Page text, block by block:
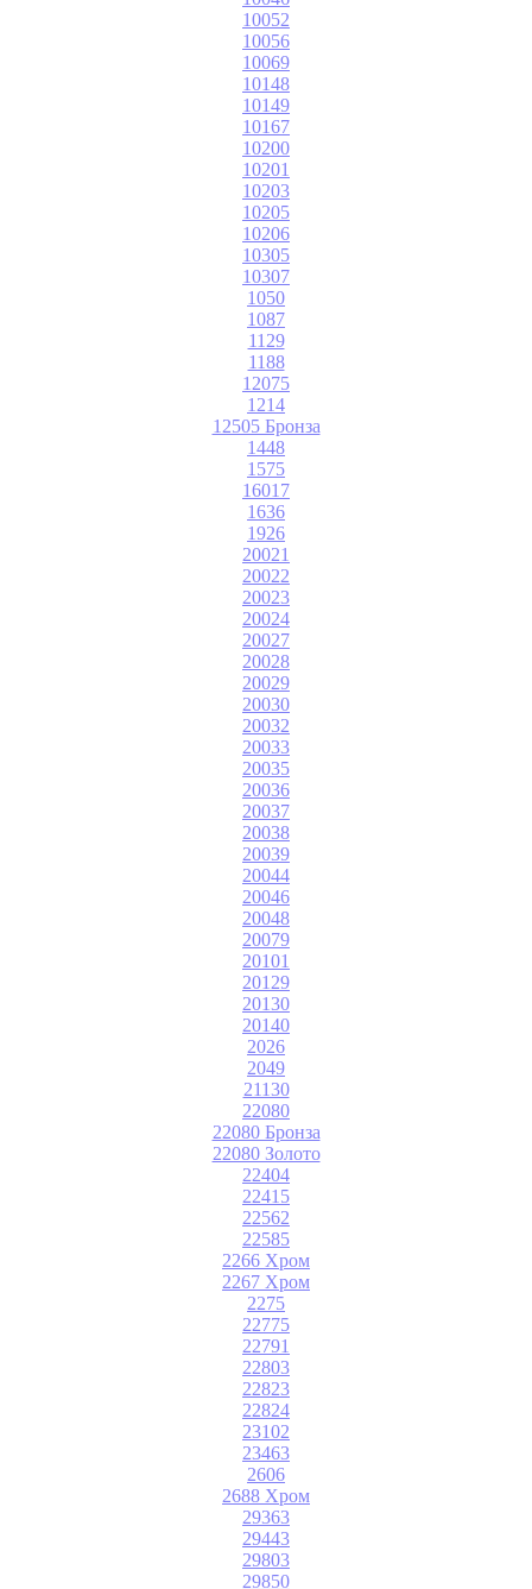
10052
10056
10069
10148
10149
10167
10200
10201
10203
10205
10206
10305
10307
1050
1087
1129
1188
12075
1214
12505 Бронза
1448
1575
16017
1636
1926
20021
20022
20023
20024
20027
20028
20029
20030
20032
20033
20035
20036
20037
20038
20039
20044
20046
20048
20079
20101
20129
20130
20140
2026
2049
21130
22080
22080 Бронза
22080 Золото
22404
22415
22562
22585
2266 Хром
2267 Хром
2275
22775
22791
22803
22823
22824
23102
23463
2606
2688 Хром
29363
29443
29803
29850